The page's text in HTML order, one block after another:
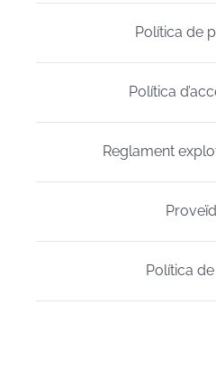
Política de
Política
Reglament
Política